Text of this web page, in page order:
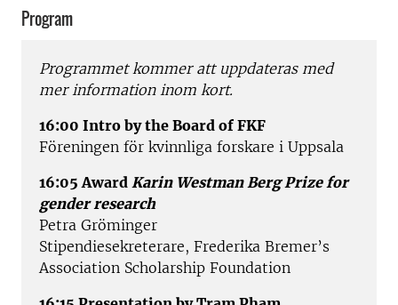
Program
Programmet kommer att uppdateras med
mer information inom kort.
16:00 Intro by the Board of FKF
Föreningen för kvinnliga forskare i Uppsala
16:05 Award Karin Westman Berg Prize for
gender research
Petra Gröminger
Stipendiesekreterare, Frederika Bremer’s
Association Scholarship Foundation